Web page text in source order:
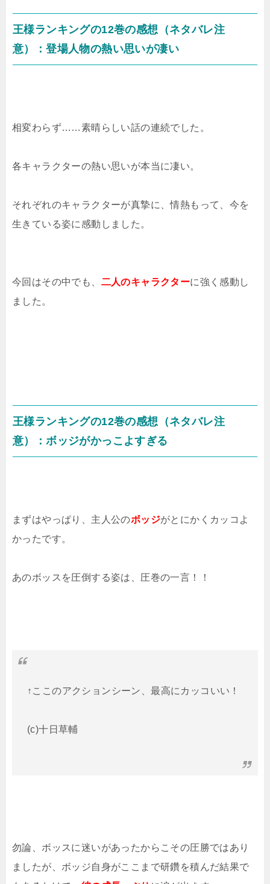
王様ランキングの12巻の感想（ネタバレ注
意）：登場人物の熱い思いが凄い
相変わらず……素晴らしい話の連続でした。
各キャラクターの熱い思いが本当に凄い。
それぞれのキャラクターが真摯に、情熱もって、今を
生きている姿に感動しました。
今回はその中でも、 二人のキャラクターに強く感動し
ました。
王様ランキングの12巻の感想（ネタバレ注
意）：ボッジがかっこよすぎる
まずはやっぱり、主人公のボッジがとにかくカッコよ
かったです。
あのボッスを圧倒する姿は、圧巻の一言！！
↑ここのアクションシーン、最高にカッコいい！
(c)十日草輔
勿論、ボッスに迷いがあったからこその圧勝ではあり
ましたが、ボッジ自身がここまで研鑽を積んだ結果で